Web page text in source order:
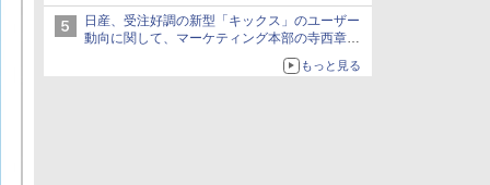
日産、受注好調の新型「キックス」のユーザー
動向に関して、マーケティング本部の寺西章氏
もっと見る